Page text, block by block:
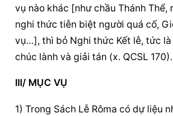
vụ nào khác [như chầu Thánh Thể,
nghi thức tiễn biệt người quá cố,
vụ…], thì bỏ Nghi thức Kết lễ, tức là
chúc lành và giải tán (x. QCSL 170).
III/ MỤC VỤ
1) Trong Sách Lễ Rôma có dự liệu